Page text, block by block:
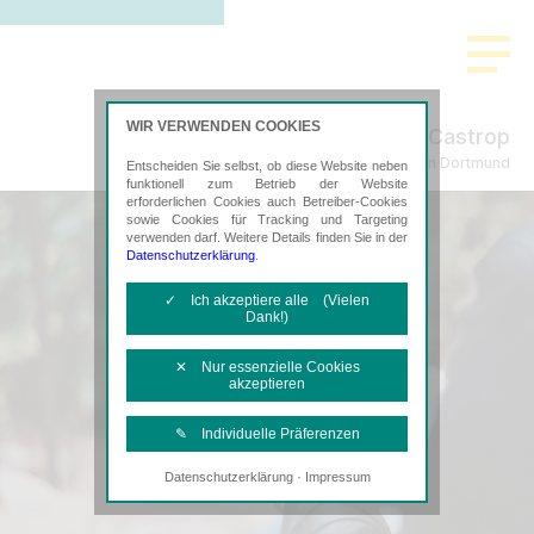
Castrop
Steuerberatung in Dortmund
WIR VERWENDEN COOKIES
Entscheiden Sie selbst, ob diese Website neben
funktionell zum Betrieb der Website
erforderlichen Cookies auch Betreiber-Cookies
sowie Cookies für Tracking und Targeting
verwenden darf. Weitere Details finden Sie in der
Datenschutzerklärung
✓ Ich akzeptiere alle (Vielen
Dank!)
✕ Nur essenzielle Cookies
akzeptieren
✎ Individuelle Präferenzen
Notwendige Cookies
Diese Cookies sind erforderlich, um die
Datenschutzerklärung· Impressum